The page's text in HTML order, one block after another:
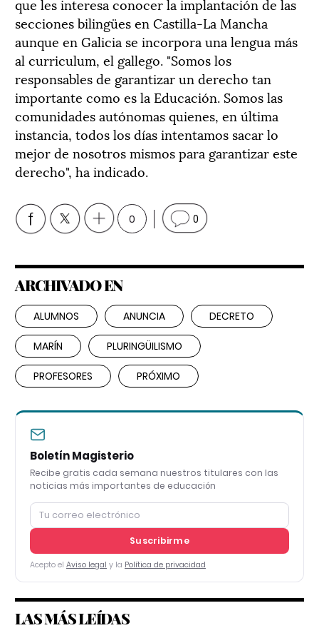
que les interesa conocer la implantación de las
secciones bilingües en Castilla-La Mancha
aunque en Galicia se incorpora una lengua más
al curriculum, el gallego. "Somos los
responsables de garantizar un derecho tan
importante como es la Educación. Somos las
comunidades autónomas quienes, en última
instancia, todos los días intentamos sacar lo
mejor de nosotros mismos para garantizar este
derecho", ha indicado.
0 0
ARCHIVADO EN
ALUMNOS ANUNCIA DECRETO
MARÍN PLURINGÜILISMO
PROFESORES PRÓXIMO
Boletín Magisterio
Recibe gratis cada semana nuestros titulares con las
noticias más importantes de educación
Suscribirme
Acepto el Aviso legal y la Política de privacidad
LAS MÁS LEÍDAS